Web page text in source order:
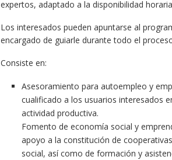
expertos, adaptado a la disponibilidad
Los interesados pueden apuntarse al
encargado de guiarle durante todo el
Consiste en:
Asesoramiento para autoempleo y
cualificado a los usuarios interesados
actividad productiva.
Fomento de economía social y
apoyo a la constitución de
social, así como de formación y